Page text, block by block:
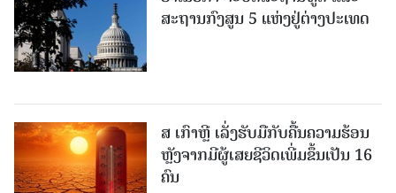
ສະຖານກົງສູນ 5 ແຫ່ງ​ຢູ່​ຕ່າງ​ປະ​ເທດ
ສ ເກົາຫຼີ ເລັ່ງຮັບມືກັບຄື້ນຄວາມຮ້ອນ
ຫຼັງຈາກມີຜູ້ເສຍຊີວິດເພີ່ມຂຶ້ນເປັນ 16
ຄົນ